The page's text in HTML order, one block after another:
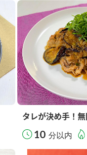
タレが決め手！
10 分以内